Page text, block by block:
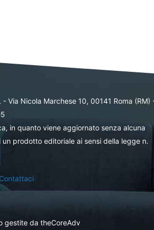
Via Nicola Marchese 10, 00141 Roma (RM)
in quanto viene aggiornato senza alcuna
prodotto editoriale ai sensi della legge n.
Contattaci
gestite da theCoreAdv